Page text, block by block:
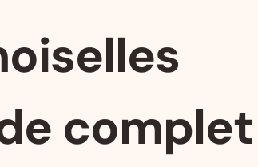
complet